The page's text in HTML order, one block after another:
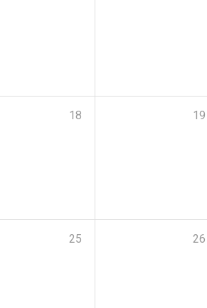
18 19
25 26